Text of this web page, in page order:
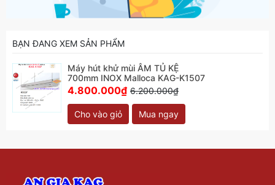
BẠN ĐANG XEM SẢN PHẨM
Máy hút khử mùi ÂM TỦ KỆ
700mm INOX Malloca KAG-K1507
4.800.000₫ 6.200.000₫
Cho vào giỏ Mua ngay